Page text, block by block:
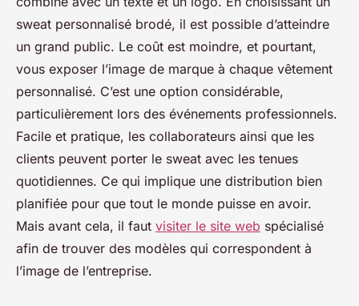
sweat personnalisé brodé, il est possible d’atteindre
un grand public. Le coût est moindre, et pourtant,
vous exposer l’image de marque à chaque vêtement
personnalisé. C’est une option considérable,
particulièrement lors des événements professionnels.
Facile et pratique, les collaborateurs ainsi que les
clients peuvent porter le sweat avec les tenues
quotidiennes. Ce qui implique une distribution bien
planifiée pour que tout le monde puisse en avoir.
Mais avant cela, il faut visiter le site web spécialisé
afin de trouver des modèles qui correspondent à
l’image de l’entreprise.